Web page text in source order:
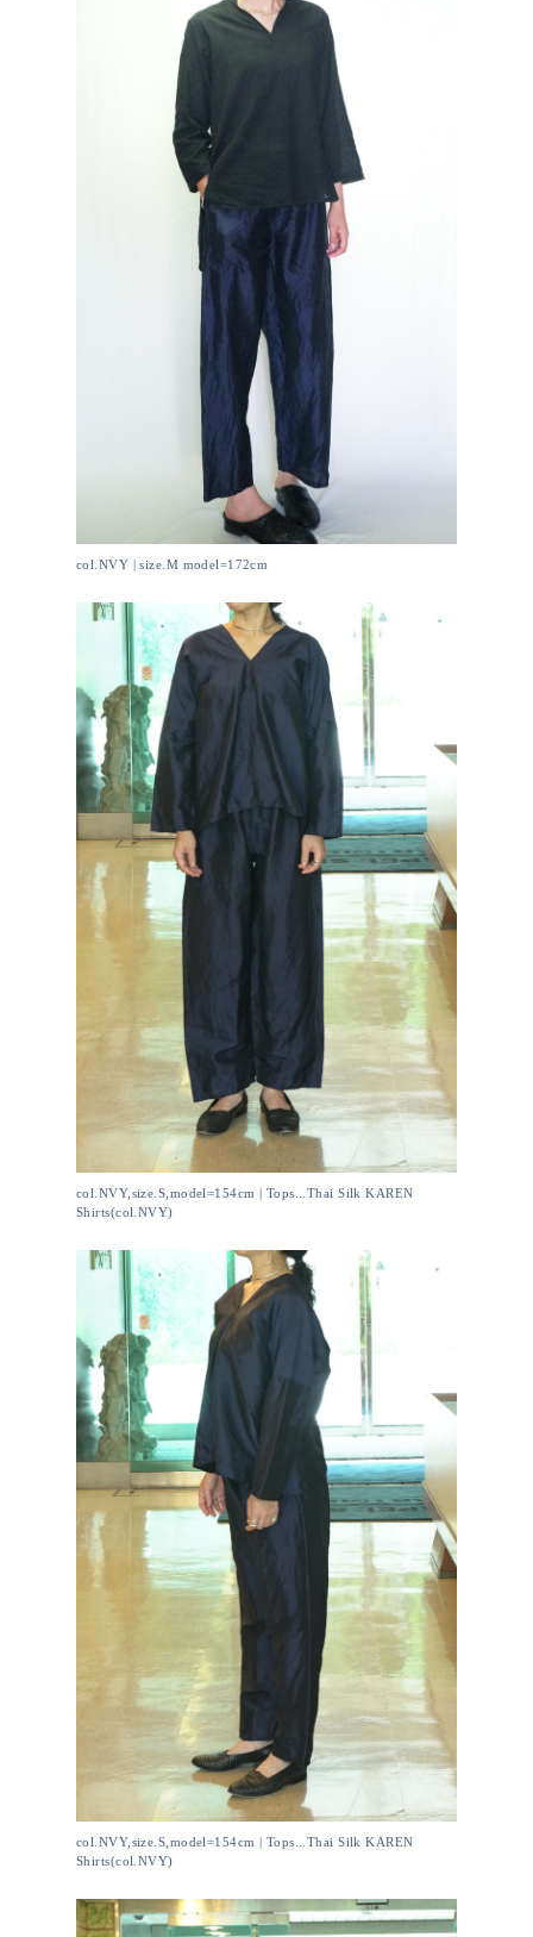
col.NVY | size.M model=172cm
col.NVY,size.S,model=154cm | Tops...Thai Silk KAREN
Shirts(col.NVY)
col.NVY,size.S,model=154cm | Tops...Thai Silk KAREN
Shirts(col.NVY)